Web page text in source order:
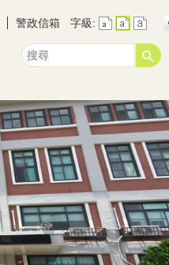
警政信箱 字級:
搜